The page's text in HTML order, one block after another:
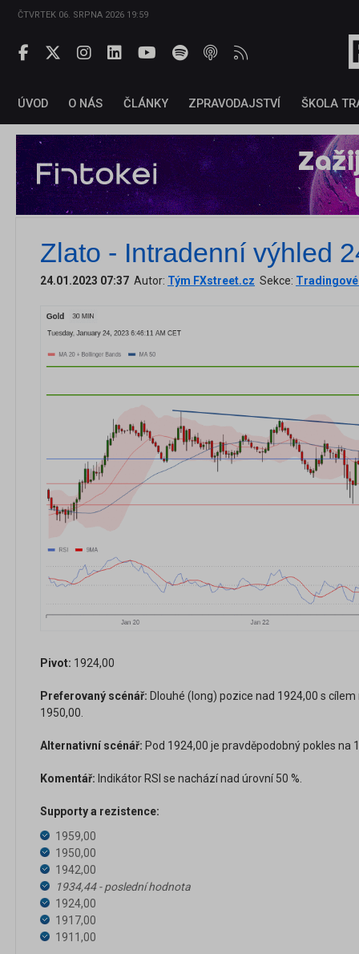
ČTVRTEK 06. SRPNA 2026 19:59
ÚVOD O NÁS ČLÁNKY ZPRAVODAJSTVÍ ŠKOLA
Zlato - Intradenní výhled
24.01.2023 07:37 Autor: Tým FXstreet.cz Sekce: Tradingové
Pivot: 1924,00
Preferovaný scénář: Dlouhé (long) pozice nad 1924,00 s
1950,00.
Alternativní scénář: Pod 1924,00 je pravděpodobný pokles na
Komentář: Indikátor RSI se nachází nad úrovní 50 %.
Supporty a rezistence:
1959,00
1950,00
1942,00
1934,44 - poslední hodnota
1924,00
1917,00
1911,00